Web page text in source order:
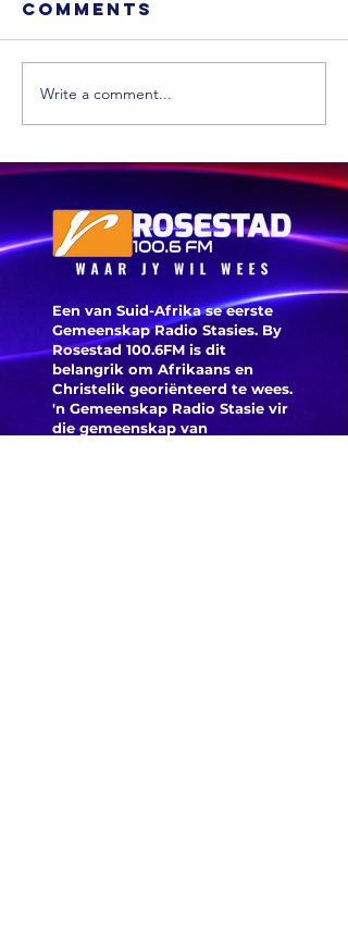
OGGEND
SPORT: Die
kry ‘n
hupstoot,
SA20-spanne
neem vorm
aan en daar
was ‘n
opwindende
begin by die
nasionale
netbal
Comments
Write a comment...
Een van Suid-Afrika se eerste
Gemeenskap Radio Stasies. By
Rosestad 100.6FM is dit
belangrik om Afrikaans en
Christelik georiënteerd te wees.
'n Gemeenskap Radio Stasie vir
die gemeenskap van